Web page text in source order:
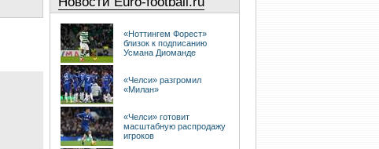
«Ноттингем Форест»
близок к подписанию
Усмана Диоманде
«Челси» разгромил
«Милан»
«Челси» готовит
масштабную распродажу
игроков